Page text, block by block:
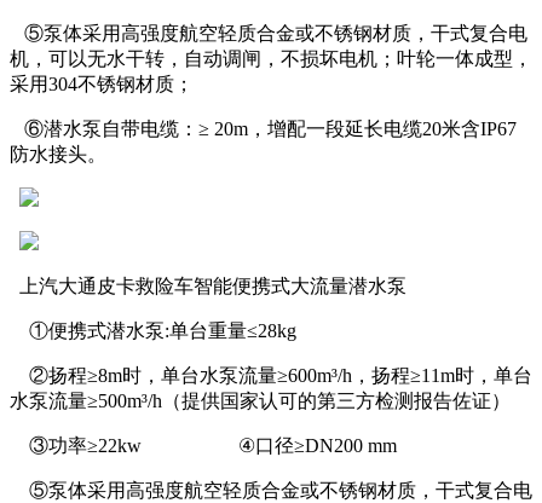
⑤泵体采用高强度航空轻质合金或不锈钢材质，干式复合电
机，可以无水干转，自动调闸，不损坏电机；叶轮一体成型，
采用304不锈钢材质；
⑥潜水泵自带电缆：≥ 20m，增配一段延长电缆20米含IP67
防水接头。
上汽大通皮卡救险车智能便携式大流量潜水泵
①便携式潜水泵:单台重量≤28kg
②扬程≥8m时，单台水泵流量≥600m³/h，扬程≥11m时，单台
水泵流量≥500m³/h（提供国家认可的第三方检测报告佐证）
③功率≥22kw ④口径≥DN200 mm
⑤泵体采用高强度航空轻质合金或不锈钢材质，干式复合电